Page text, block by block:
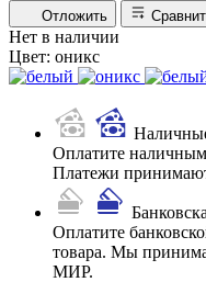
Отложить
Нет в наличии
Цвет: оникс
Оплатите
Платежи
Оплатите
товара. Мы
МИР.